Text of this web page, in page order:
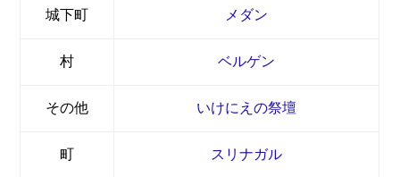
城下町 メダン
村 ベルゲン
その他 いけにえの祭壇
町 スリナガル